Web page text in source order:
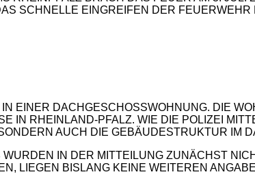
EINGREIFEN DER FEUERWEHR
EINER DACHGESCHOSSWOHNUNG. DIE
RHEINLAND-PFALZ. WIE DIE POLIZEI
AUCH DIE GEBÄUDESTRUKTUR IM
IN DER MITTEILUNG ZUNÄCHST
BISLANG KEINE WEITEREN